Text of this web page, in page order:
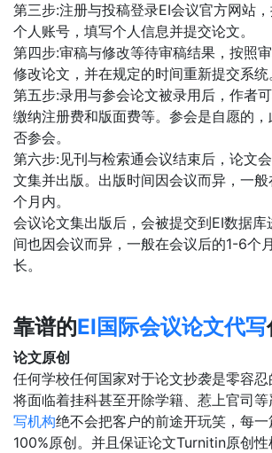
第三步:注册与投稿登录EI会议官方网站
个人账号，填写个人信息并提交论文。
第四步:审稿与修改等待审稿结果，按照
修改论文，并在规定的时间重新提交系统
第五步:录用与参会论文被录用后，作者
缴纳注册费和版面费等。参会是自愿的
否参会。
第六步:见刊与检索通会议结束后，论文
文集并出版。出版时间因会议而异，一
个月内。
会议论文集出版后，会被提交到EI数据
间也因会议而异，一般在会议后的1-6个
长。
靠谱的EI国际会议论文代写
论文原创
任何学校任何国家对于论文抄袭是零容忍
将面临着挂科甚至开除学籍、惹上官司
写机构绝不会把客户的前途开玩笑，每
100%原创。并且保证论文Turnitin原创性